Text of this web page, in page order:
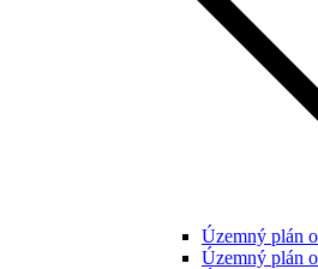
Územný plán
Územný plán